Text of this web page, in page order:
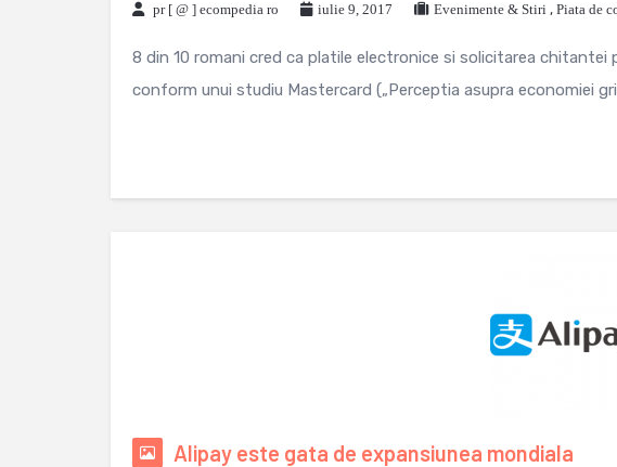
pr [ @ ] ecompedia ro iulie 9, 2017 Evenimente & Stiri , Piata de
8 din 10 romani cred ca platile electronice si solicitarea
conform unui studiu Mastercard („Perceptia asupra economiei
Alipay este gata de expansiunea mondiala